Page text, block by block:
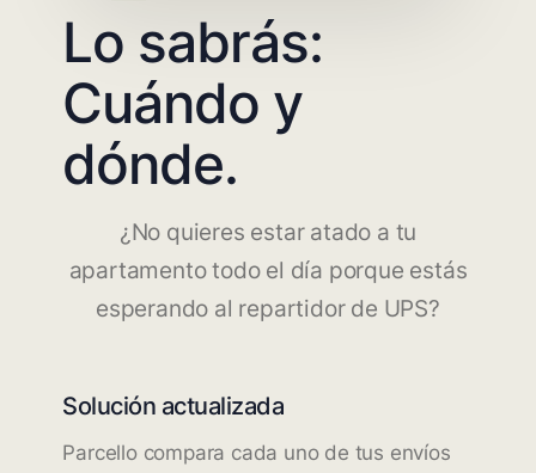
Lo sabrás:
Cuándo y
dónde.
¿No quieres estar atado a tu
apartamento todo el día porque estás
esperando al repartidor de UPS?
Solución actualizada
Parcello compara cada uno de tus envíos